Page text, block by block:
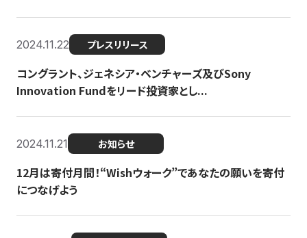
2024.11.22 プレスリリース
コングラント、ジェネシア・ベンチャーズ及びSony
Innovation Fundをリード投資家とし...
2024.11.21 お知らせ
12月は寄付月間！“Wishウォーク”であなたの願いを寄付
につなげよう